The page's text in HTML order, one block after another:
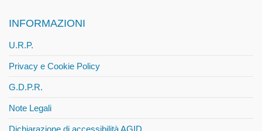
INFORMAZIONI
U.R.P.
Privacy e Cookie Policy
G.D.P.R.
Note Legali
Dichiarazione di accessibilità AGID